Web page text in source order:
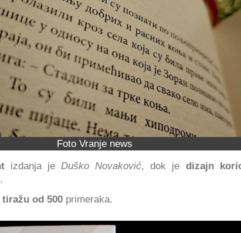
Foto Vranje news
izdanja je Duško Novaković, dok je dizajn
.
tiražu od 500 primeraka.